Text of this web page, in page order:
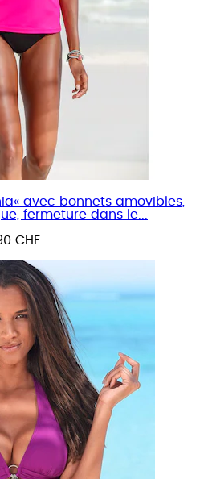
avec bonnets amovibles,
fermeture dans le...
CHF